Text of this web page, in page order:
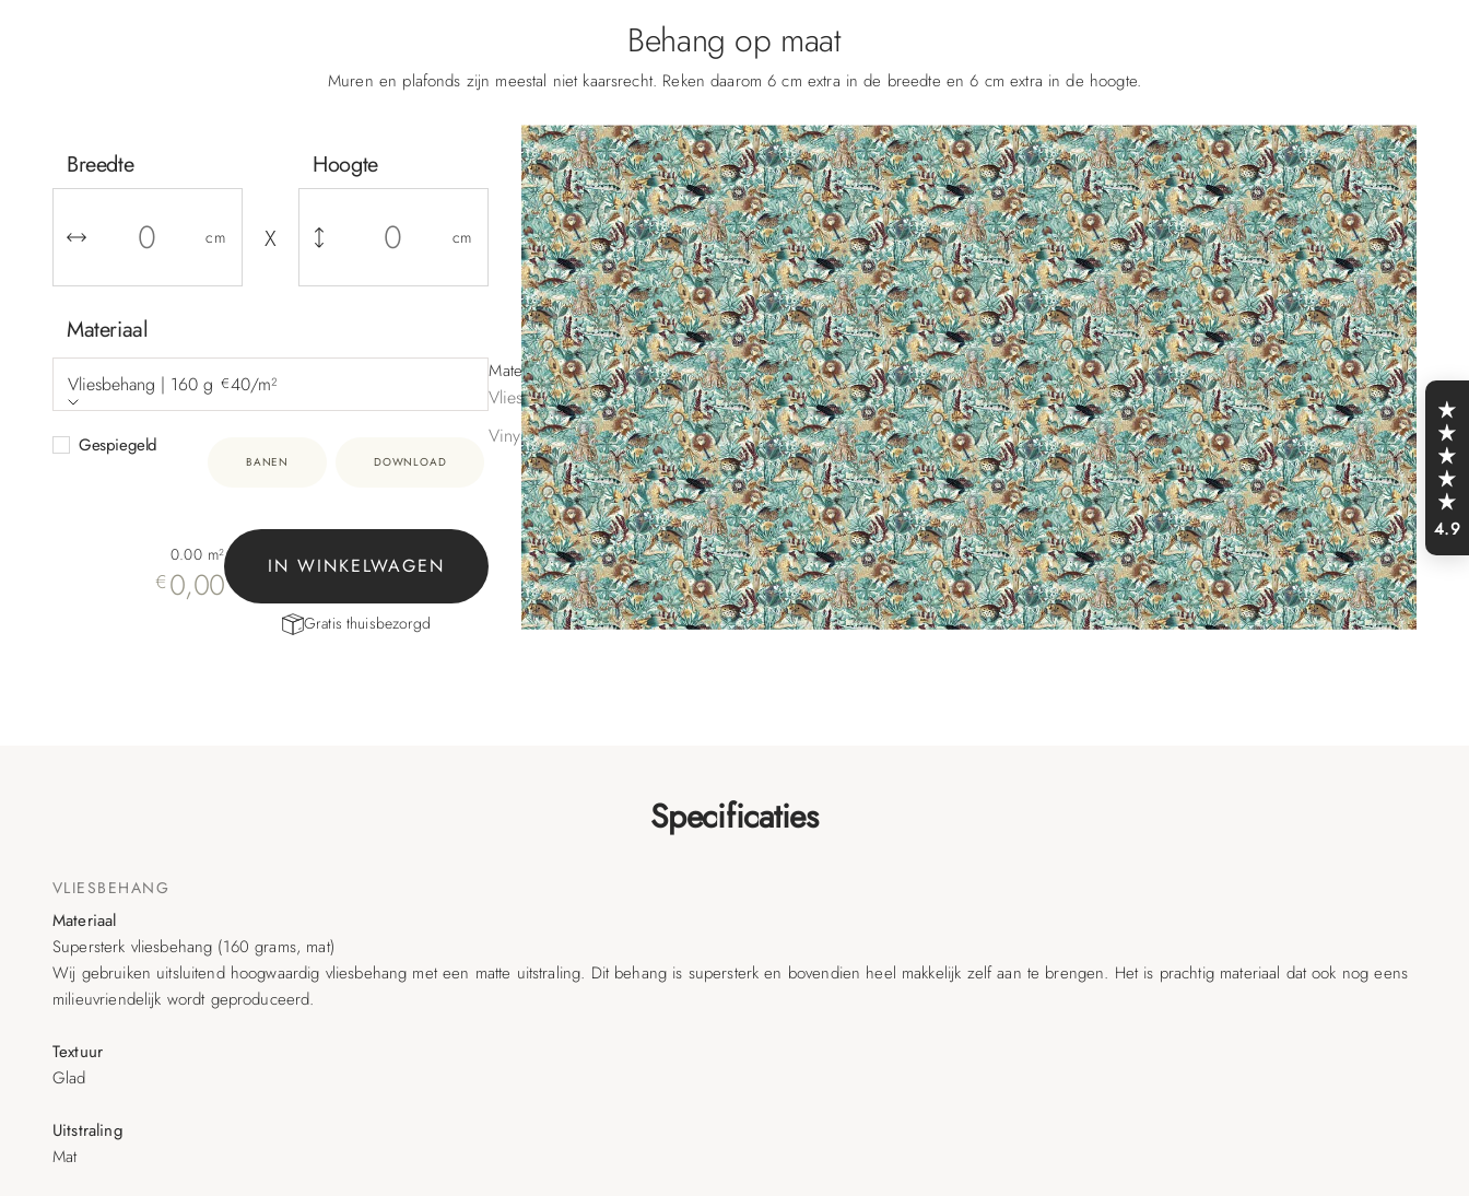
Behang op maat
Muren en plafonds zijn meestal niet kaarsrecht. Reken daarom 6 cm extra in de breedte en 6 cm extra in de hoogte.
Breedte
cm X
Hoogte
cm
Materiaal
Vliesbehang | 160 g €40/m²
Materiaal
Vliesbehang | 160 g €40/m²
Vinylbehang | 350 g | Afwasbaar €60/m²
Gespiegeld
BANEN DOWNLOAD
0.00 m²
€ 0,00 IN WINKELWAGEN
Gratis thuisbezorgd
Specificaties
VLIESBEHANG
Materiaal
Supersterk vliesbehang (160 grams, mat)
Wij gebruiken uitsluitend hoogwaardig vliesbehang met een matte uitstraling. Dit behang is supersterk en bovendien heel makkelijk zelf aan te brengen. Het is prachtig materiaal dat ook nog eens
milieuvriendelijk wordt geproduceerd.
Textuur
Glad
Uitstraling
Mat
4.9